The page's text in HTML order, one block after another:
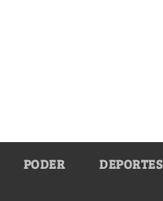
PODER DEPORTES